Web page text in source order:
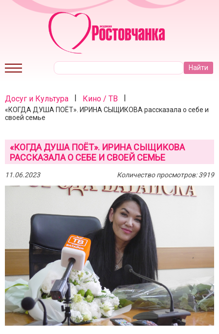
Досуг и Культура | Кино / ТВ |
«КОГДА ДУША ПОЁТ». ИРИНА СЫЩИКОВА рассказала о себе и
своей семье
«КОГДА ДУША ПОЁТ». ИРИНА СЫЩИКОВА
РАССКАЗАЛА О СЕБЕ И СВОЕЙ СЕМЬЕ
11.06.2023 Количество просмотров: 3919